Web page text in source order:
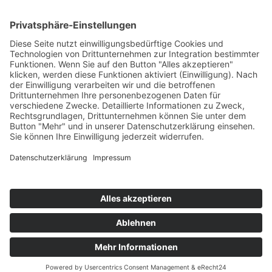
für eine Reise auf die Seychellen. Ob Inselhopping
Erlebnis oder Katamarantour: die Seychellen
erwarten Sie ganzjährig mit warmen Temperaturen
zwischen 26 und 32 Grad.
Unser Tipp:kombinieren Sie die Seychellen mit
einer Safari inKeniaoder einer Rundreise in
Südafrika.
Kontakt Newsletter AGB Datenschutz
Cookie Einstellungen